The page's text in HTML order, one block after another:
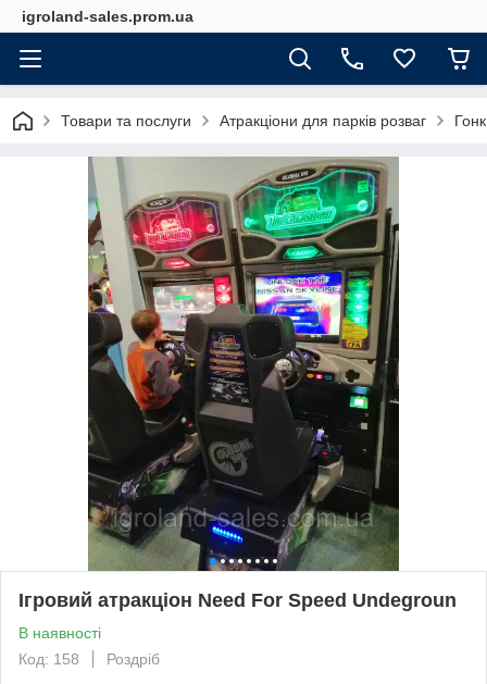
igroland-sales.prom.ua
Товари та послуги Атракціони для парків розваг
Ігровий атракціон Need For Speed Undegroun
В наявності
Код: 158
Роздріб